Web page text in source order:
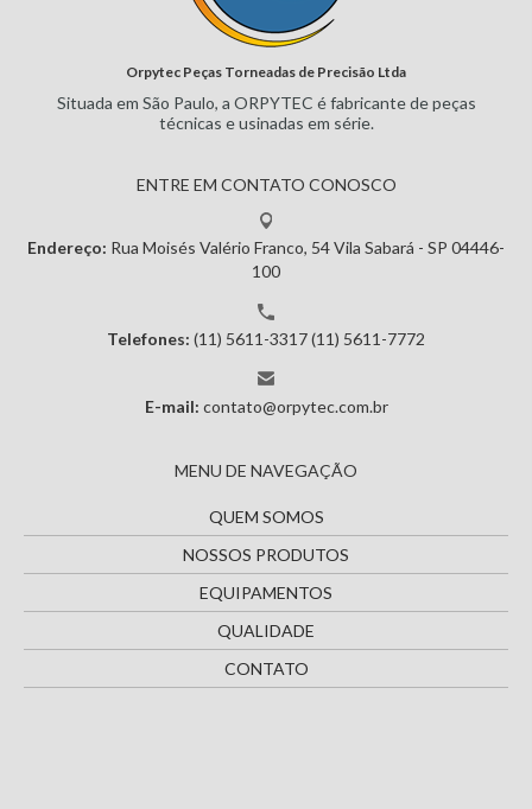
Orpytec Peças Torneadas de Precisão Ltda
Situada em São Paulo, a ORPYTEC é fabricante de peças
técnicas eusinadas em série.
ENTRE EM CONTATO CONOSCO
Endereço: Rua Moisés Valério Franco, 54Vila Sabará - SP 04446-
100
Telefones: (11) 5611-3317(11) 5611-7772
E-mail: contato@orpytec.com.br
MENU DE NAVEGAÇÃO
QUEM SOMOS
NOSSOS PRODUTOS
EQUIPAMENTOS
QUALIDADE
CONTATO